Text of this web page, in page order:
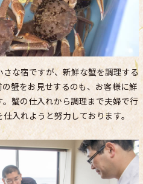
さな宿ですが、新鮮な蟹を調理する
蟹をお見せするのも、お客様に鮮
蟹の仕入れから調理まで夫婦で行
入れようと努力しております。